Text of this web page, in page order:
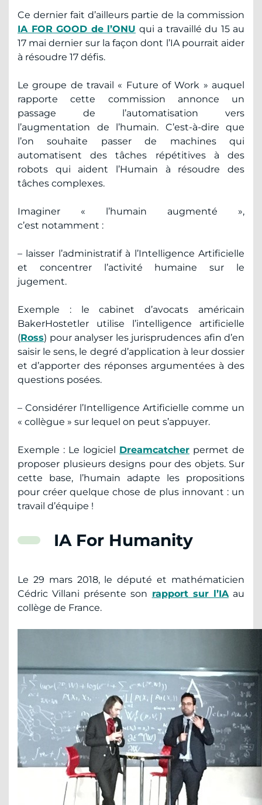
Ce dernier fait d’ailleurs partie de la commission
IA FOR GOOD de l’ONU qui a travaillé du 15 au
17 mai dernier sur la façon dont l’IA pourrait aider
à résoudre 17 défis.
Le groupe de travail « Future of Work » auquel
rapporte cette commission annonce un
passage de l’automatisation vers
l’augmentation de l’humain. C’est-à-dire que
l’on souhaite passer de machines qui
automatisent des tâches répétitives à des
robots qui aident l’Humain à résoudre des
tâches complexes.
Imaginer « l’humain augmenté »,
c’est notamment :
– laisser l’administratif à l’Intelligence Artificielle
et concentrer l’activité humaine sur le
jugement.
Exemple : le cabinet d’avocats américain
BakerHostetler utilise l’intelligence artificielle
(Ross) pour analyser les jurisprudences afin d’en
saisir le sens, le degré d’application à leur dossier
et d’apporter des réponses argumentées à des
questions posées.
– Considérer l’Intelligence Artificielle comme un
« collègue » sur lequel on peut s’appuyer.
Exemple : Le logiciel Dreamcatcher permet de
proposer plusieurs designs pour des objets. Sur
cette base, l’humain adapte les propositions
pour créer quelque chose de plus innovant : un
travail d’équipe !
IA For Humanity
Le 29 mars 2018, le député et mathématicien
Cédric Villani présente son rapport sur l’IA au
collège de France.